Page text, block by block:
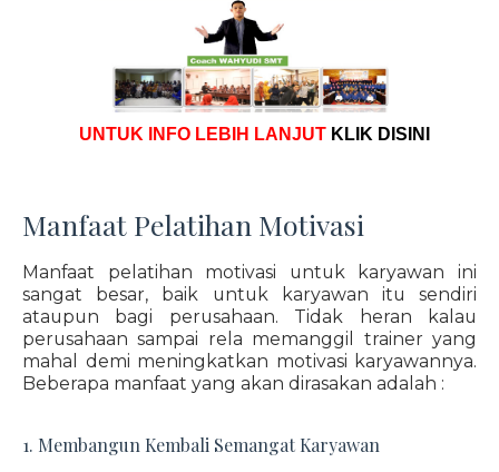
UNTUK INFO LEBIH LANJUT KLIK DISINI
Manfaat Pelatihan Motivasi
Manfaat pelatihan motivasi untuk karyawan ini
sangat besar, baik untuk karyawan itu sendiri
ataupun bagi perusahaan. Tidak heran kalau
perusahaan sampai rela memanggil trainer yang
mahal demi meningkatkan motivasi karyawannya.
Beberapa manfaat yang akan dirasakan adalah :
1. Membangun Kembali Semangat Karyawan